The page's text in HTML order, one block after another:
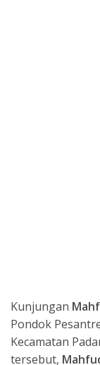
Kunjungan
Pondok
Kecamatan
tersebut,